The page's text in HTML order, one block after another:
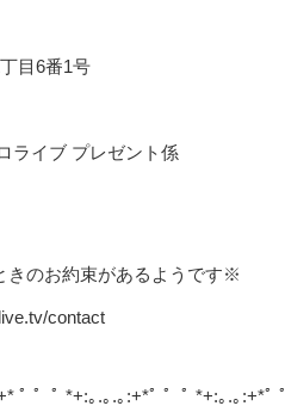
目6番1号
ライブ プレゼント係
きのお約束があるようです※
contact
ﾟ ゜ﾟ *+:｡.｡.｡:+*ﾟ ゜ﾟ *+:｡.｡:+*ﾟ